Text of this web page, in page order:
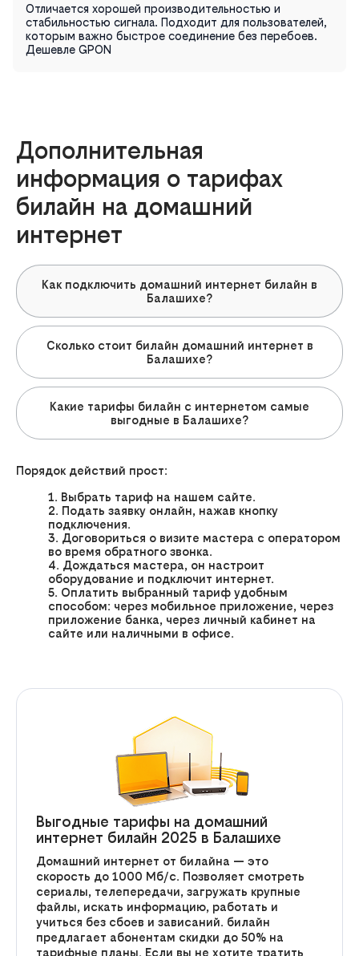
Отличается хорошей производительностью и
стабильностью сигнала. Подходит для пользователей,
которым важно быстрое соединение без перебоев.
Дешевле GPON
Дополнительная
информация о тарифах
билайн на домашний
интернет
Как подключить домашний интернет билайн в
Балашихе?
Сколько стоит билайн домашний интернет в
Балашихе?
Какие тарифы билайн с интернетом самые
выгодные в Балашихе?
Порядок действий прост:
Выбрать тариф на нашем сайте.
Подать заявку онлайн, нажав кнопку
подключения.
Договориться о визите мастера с оператором
во время обратного звонка.
Дождаться мастера, он настроит
оборудование и подключит интернет.
Оплатить выбранный тариф удобным
способом: через мобильное приложение, через
приложение банка, через личный кабинет на
сайте или наличными в офисе.
Выгодные тарифы на домашний
интернет билайн 2025 в Балашихе
Домашний интернет от билайна — это
скорость до 1000 Мб/с. Позволяет смотреть
сериалы, телепередачи, загружать крупные
файлы, искать информацию, работать и
учиться без сбоев и зависаний. билайн
предлагает абонентам скидки до 50% на
тарифные планы. Если вы не хотите тратить